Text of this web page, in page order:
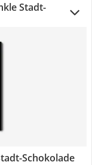
Stadt-
Schokolade